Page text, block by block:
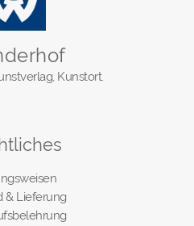
Kunstort.
& Lieferung